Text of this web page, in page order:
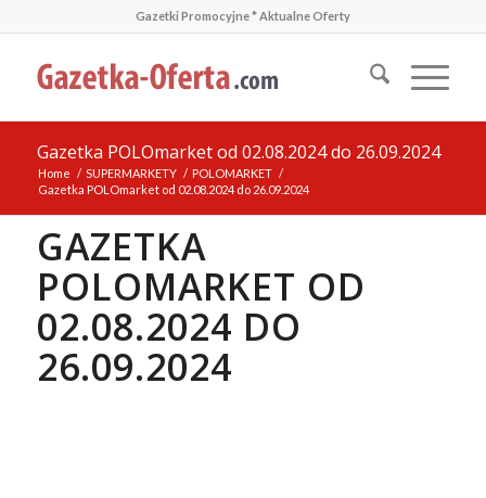
Gazetki Promocyjne * Aktualne Oferty
Gazetka POLOmarket od 02.08.2024 do 26.09.2024
Home / SUPERMARKETY / POLOMARKET /
Gazetka POLOmarket od 02.08.2024 do 26.09.2024
GAZETKA
POLOMARKET OD
02.08.2024 DO
26.09.2024